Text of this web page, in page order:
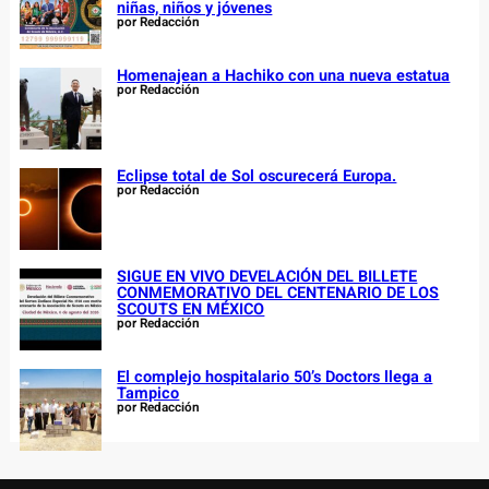
niñas, niños y jóvenes
por Redacción
Homenajean a Hachiko con una nueva estatua
por Redacción
Eclipse total de Sol oscurecerá Europa.
por Redacción
SIGUE EN VIVO DEVELACIÓN DEL BILLETE
CONMEMORATIVO DEL CENTENARIO DE LOS
SCOUTS EN MÉXICO
por Redacción
El complejo hospitalario 50’s Doctors llega a
Tampico
por Redacción